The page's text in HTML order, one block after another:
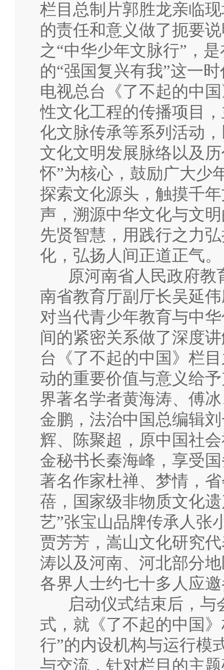
栏目总制片郭胜龙亲临
的责任和意义做了扼要
之“中华少年文脉行”，
的“强国复兴有我”这一
电视总台《了不起的中
性文化工程的传播项目
化文脉传承等系列活动
文化文明发展脉络以及
怀”为核心，鼓励广大少
探索文化源头，触摸千
声，溯源中华文化与文
先贤智慧，用践行之力
化，弘扬人间正道正气。
原河南省人民政府教
南省教育厅副厅长吴延
对当代青少年教育与中
间的紧密关系做了深度
台《了不起的中国》栏
动的重要价值与意义给
界著名学者黄海涛、傅
金鹏，法治中国总编辑
辉、陈聚超，原中国社
金秘书长秦海峰，享受
著名作家杜禅、梦情，
蓓，国家级非物质文化
艺”张宝山品牌传承人张
贾芳芳，嵩山文化研究
涛以及河南、河北部分
各界人士约七十多人应
启动仪式结束后，与
式，就《了不起的中国
行”的内设机构与运行模
与交流，针对栏目的主